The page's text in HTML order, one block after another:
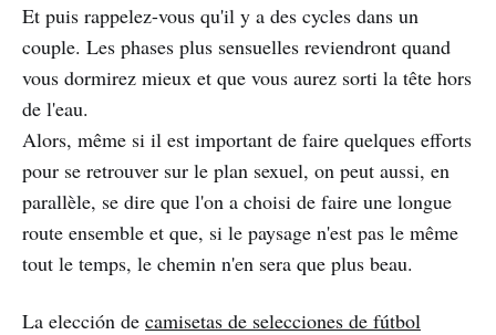
Et puis rappelez-vous qu'il y a des cycles dans un
couple. Les phases plus sensuelles reviendront quand
vous dormirez mieux et que vous aurez sorti la tête hors
de l'eau.
Alors, même si il est important de faire quelques efforts
pour se retrouver sur le plan sexuel, on peut aussi, en
parallèle, se dire que l'on a choisi de faire une longue
route ensemble et que, si le paysage n'est pas le même
tout le temps, le chemin n'en sera que plus beau.
La elección de camisetas de selecciones de fútbol